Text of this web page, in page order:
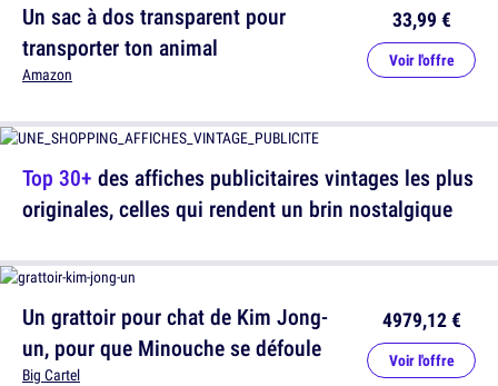
Un sac à dos transparent pour
transporter ton animal
Amazon
33,99 €
Voir l'offre
Un grattoir pour chat de Kim Jong-
un, pour que Minouche se défoule
Big Cartel
4979,12 €
Voir l'offre
Top 30+ des affiches publicitaires vintages les plus
originales, celles qui rendent un brin nostalgique